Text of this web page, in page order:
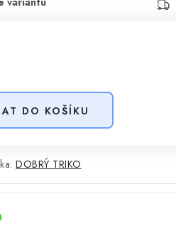
DO KOŠÍKU
DOBRÝ TRIKO